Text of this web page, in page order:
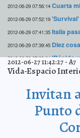
2012-06-29 07:56:14 Cuarta
2012-06-29 07:52:19
2012-06-29 07:41:35 Italia
2012-06-29 07:39:45 Diez
2012-06-29 07:38:04 'Rápido
desacato A7
2012-06-29 07:36:17 Veinte
2012-06-28 23:00:00
Izquierdo
2012-06-28 17:41:47
IV
2012-06-27 11:42:27-A7
Vida-Espacio
Invitan
Punto